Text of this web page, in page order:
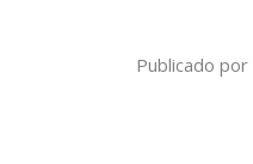
Publicado por